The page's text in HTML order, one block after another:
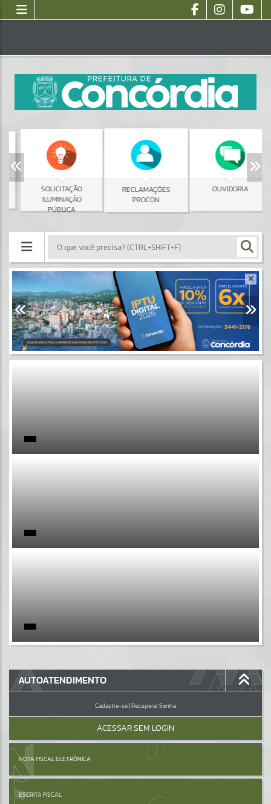
SOLICITAÇÃO
ILUMINAÇÃO
PÚBLICA
RECLAMAÇÕES
PROCON
OUVIDORIA
Portais
Por favor, aguarde...
Por favor, aguarde...
Por favor, aguarde...
GALERIAS
Por favor, aguarde...
AUTOATENDIMENTO
Cadastre-se|Recuperar Senha
ACESSAR SEM LOGIN
NOTA FISCAL ELETRÔNICA
ESCRITA FISCAL